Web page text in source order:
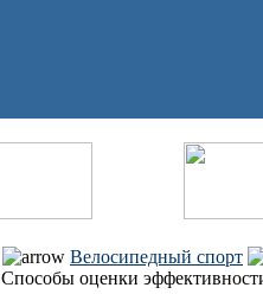
Велосипедный спорт
Способы оценки